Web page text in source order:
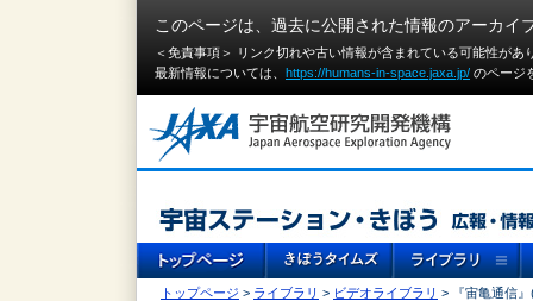
このページは、過去に公開された情報のアーカイ
＜免責事項＞ リンク切れや古い情報が含まれている可能性が
最新情報については、 https://humans-in-space.jaxa.jp/ のページ
トップページ > ライブラリ > ビデオライブラリ > 『宙亀通信